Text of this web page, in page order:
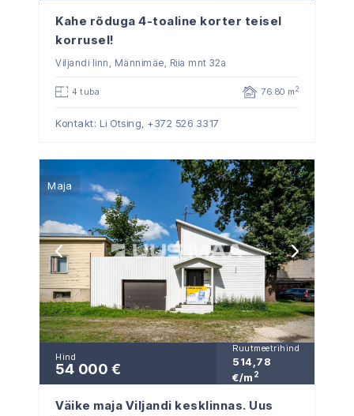
Kahe rõduga 4-toaline korter teisel
korrusel!
Viljandi linn, Männimäe, Riia mnt 32a
4 tuba 76.80 m 2
Kontakt: Li Otsing, +372 526 3317
Maja
Hind
54 000 €
Ruutmeetrihind
514,78
€/m 2
Väike maja Viljandi kesklinnas. Uus